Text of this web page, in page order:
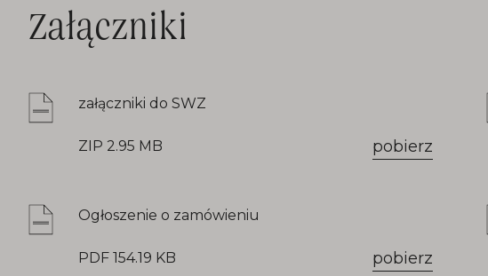
Załączniki
załączniki do SWZ
ZIP 2.95 MB pobierz
Ogłoszenie o zamówieniu
PDF 154.19 KB pobierz